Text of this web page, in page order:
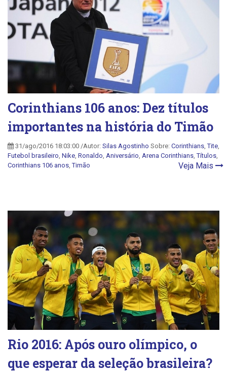
Corinthians 106 anos: Dez títulos
importantes na história do Timão
31/ago/2016 18:03:00 /Autor: Silas Agostinho Sobre: Corinthians ,Tite
Futebol brasileiro Nike Ronaldo Aniversário Arena Corinthians ,Títulos
Corinthians 106 anos ,Timão Veja Mais
Rio 2016: Após ouro olímpico, o
que esperar da seleção brasileira?